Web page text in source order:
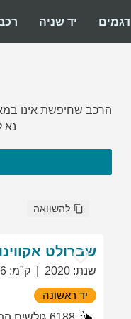
דגמים יד שניה
הרכב שחיפשת אינו
נא
להשוואה
שברולט
שנת:
2020 ק"מ:
יד ראשונה